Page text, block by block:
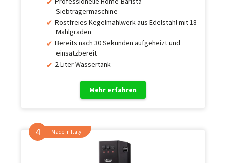
Siebträgermaschine
Rostfreies Kegelmahlwerk aus Edelstahl mit 18
Mahlgraden
Bereits nach 30 Sekunden aufgeheizt und
einsatzbereit
2 Liter Wassertank
Mehr erfahren
Made in Italy